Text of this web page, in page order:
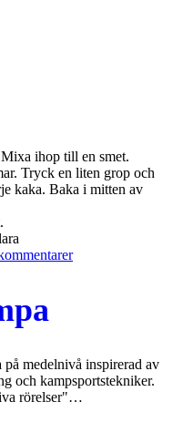
ihop till en smet.
Tryck en liten grop och
kaka. Baka i mitten av
till
medelnivå inspirerad av
och kampsportstekniker.
rörelser"…